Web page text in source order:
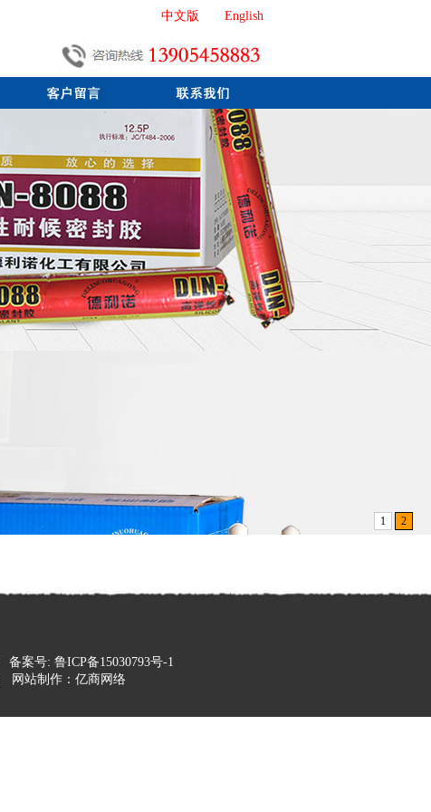
中文版 English
1 2
备案号: 鲁ICP备15030793号-1
网站制作：亿商网络